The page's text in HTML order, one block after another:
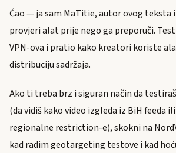
Ćao — ja sam MaTitie, autor ovog teksta
provjeri alat prije nego ga preporuči.
VPN-ova i pratio kako kreatori koriste
distribuciju sadržaja.
Ako ti treba brz i siguran način da
(da vidiš kako video izgleda iz BiH feeda
regionalne restriction-e), skokni na
kad radim geotargeting testove i kad